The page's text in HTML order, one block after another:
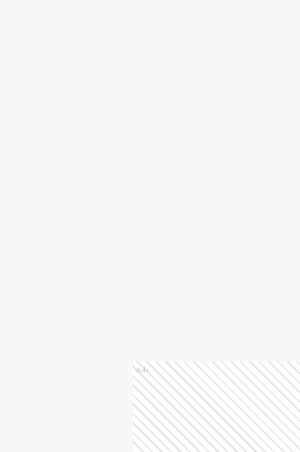
Ads